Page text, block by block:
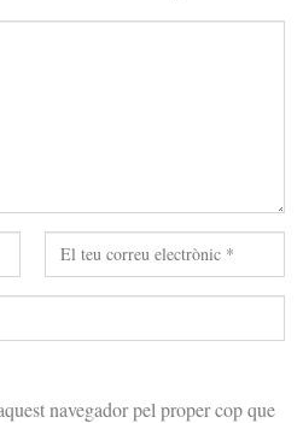
navegador pel proper cop que